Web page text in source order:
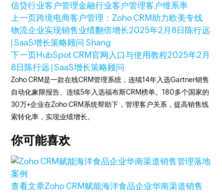
信贷行业客户管理金融行业客户管理客户维系率
上一页跨境电商客户管理：Zoho CRM助力欧美专线
物流企业实现销售业绩翻倍增长2025年2月8日 陈行远
| SaaS增长策略顾问 Shang
下一页HubSpot CRM官网入口与使用教程2025年2月
8日 陈行远 | SaaS增长策略顾问
Zoho CRM是一款在线CRM管理系统，连续14年入选Gartner销售
自动化象限报告、连续5年入选福布斯CRM榜单。180多个国家的
30万+企业在Zoho CRM系统帮助下，管理客户关系，提高销售线
索转化率，实现业绩增长。
你可能喜欢
查看文章Zoho CRM赋能海洋食品企业华南渠道销售